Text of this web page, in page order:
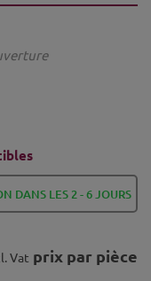
DANS LES 2 - 6 JOURS
Vat prix par pièce